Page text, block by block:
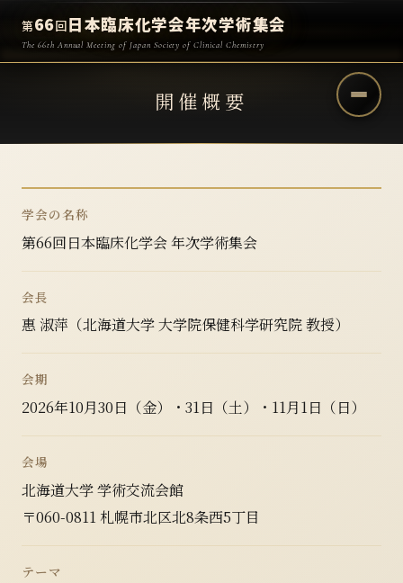
第66回日本臨床化学会年次学術集会
The 66th Annual Meeting of Japan Society of Clinical Chemistry
開催概要
学会の名称
第66回日本臨床化学会 年次学術集会
会長
惠 淑萍（北海道大学 大学院保健科学研究院 教授）
会期
2026年10月30日（金）・31日（土）・11月1日（日）
会場
北海道大学 学術交流会館
〒060-0811 札幌市北区北8条西5丁目
テーマ